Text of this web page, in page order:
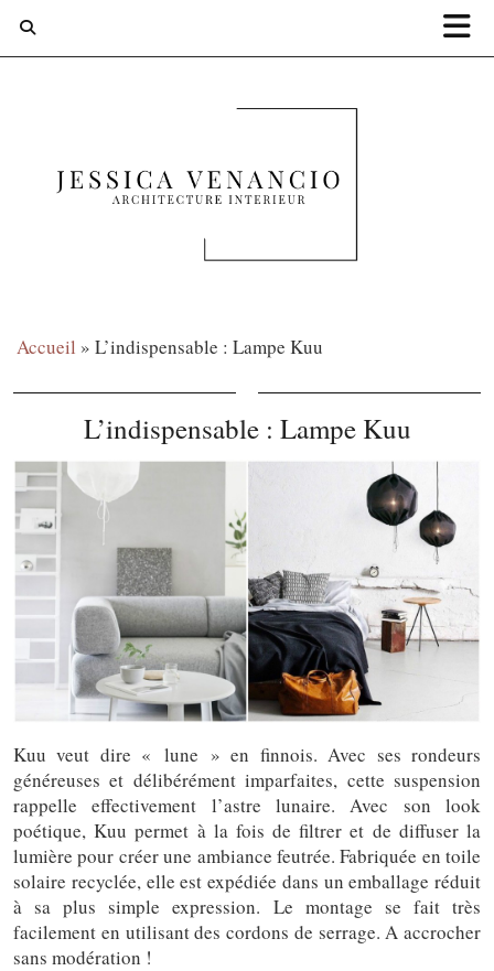
Accueil » L’indispensable : Lampe Kuu
L’indispensable : Lampe Kuu
Kuu veut dire « lune » en finnois. Avec ses rondeurs
généreuses et délibérément imparfaites, cette suspension
rappelle effectivement l’astre lunaire. Avec son look
poétique, Kuu permet à la fois de filtrer et de diffuser la
lumière pour créer une ambiance feutrée. Fabriquée en toile
solaire recyclée, elle est expédiée dans un emballage réduit
à sa plus simple expression. Le montage se fait très
facilement en utilisant des cordons de serrage. A accrocher
sans modération !